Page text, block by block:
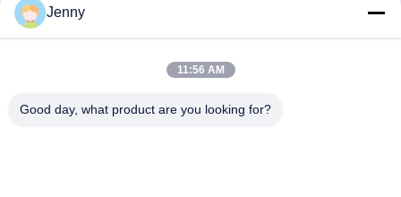
Glanzend geglazuurd gerectificeerd porseleinen tegel met
gepolijste afwerking lage wateropname PEI-classificatie 4
Wit geglazuurde tegelmachine Volledig lichaam Porseleinen
Jenny
11:56 AM
Good day, what product are you looking for?